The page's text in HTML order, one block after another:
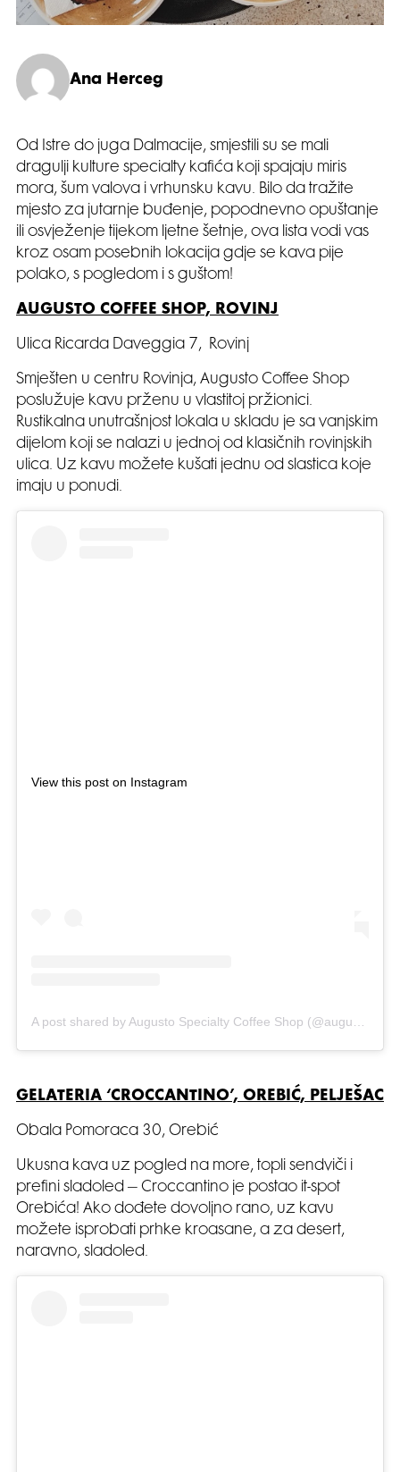
Ana Herceg
Od Istre do juga Dalmacije, smjestili su se mali
dragulji kulture specialty kafića koji spajaju miris
mora, šum valova i vrhunsku kavu. Bilo da tražite
mjesto za jutarnje buđenje, popodnevno opuštanje
ili osvježenje tijekom ljetne šetnje, ova lista vodi vas
kroz osam posebnih lokacija gdje se kava pije
polako, s pogledom i s guštom!
AUGUSTO COFFEE SHOP, ROVINJ
Ulica Ricarda Daveggia 7, Rovinj
Smješten u centru Rovinja, Augusto Coffee Shop
poslužuje kavu prženu u vlastitoj pržionici.
Rustikalna unutrašnjost lokala u skladu je sa vanjskim
dijelom koji se nalazi u jednoj od klasičnih rovinjskih
ulica. Uz kavu možete kušati jednu od slastica koje
imaju u ponudi.
View this post on Instagram
GELATERIA ‘CROCCANTINO’, OREBIĆ, PELJEŠAC
Obala Pomoraca 30, Orebić
Ukusna kava uz pogled na more, topli sendviči i
prefini sladoled – Croccantino je postao it-spot
Orebića! Ako dođete dovoljno rano, uz kavu
možete isprobati prhke kroasane, a za desert,
naravno, sladoled.